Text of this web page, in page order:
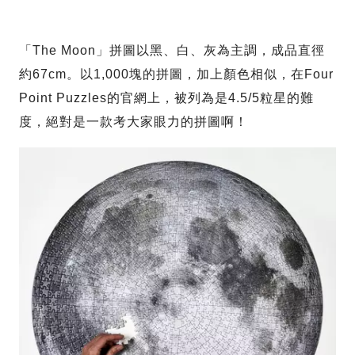
「The Moon」拼圖以黑、白、灰為主調，成品直徑
約67cm。以1,000塊的拼圖，加上顏色相似，在Four
Point Puzzles的官網上，被列為是4.5/5粒星的難
度，絕對是一款考大家眼力的拼圖啊！